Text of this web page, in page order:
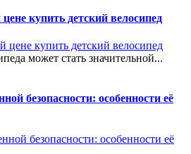
купить детский велосипед
может стать значительной...
безопасности: особенности её